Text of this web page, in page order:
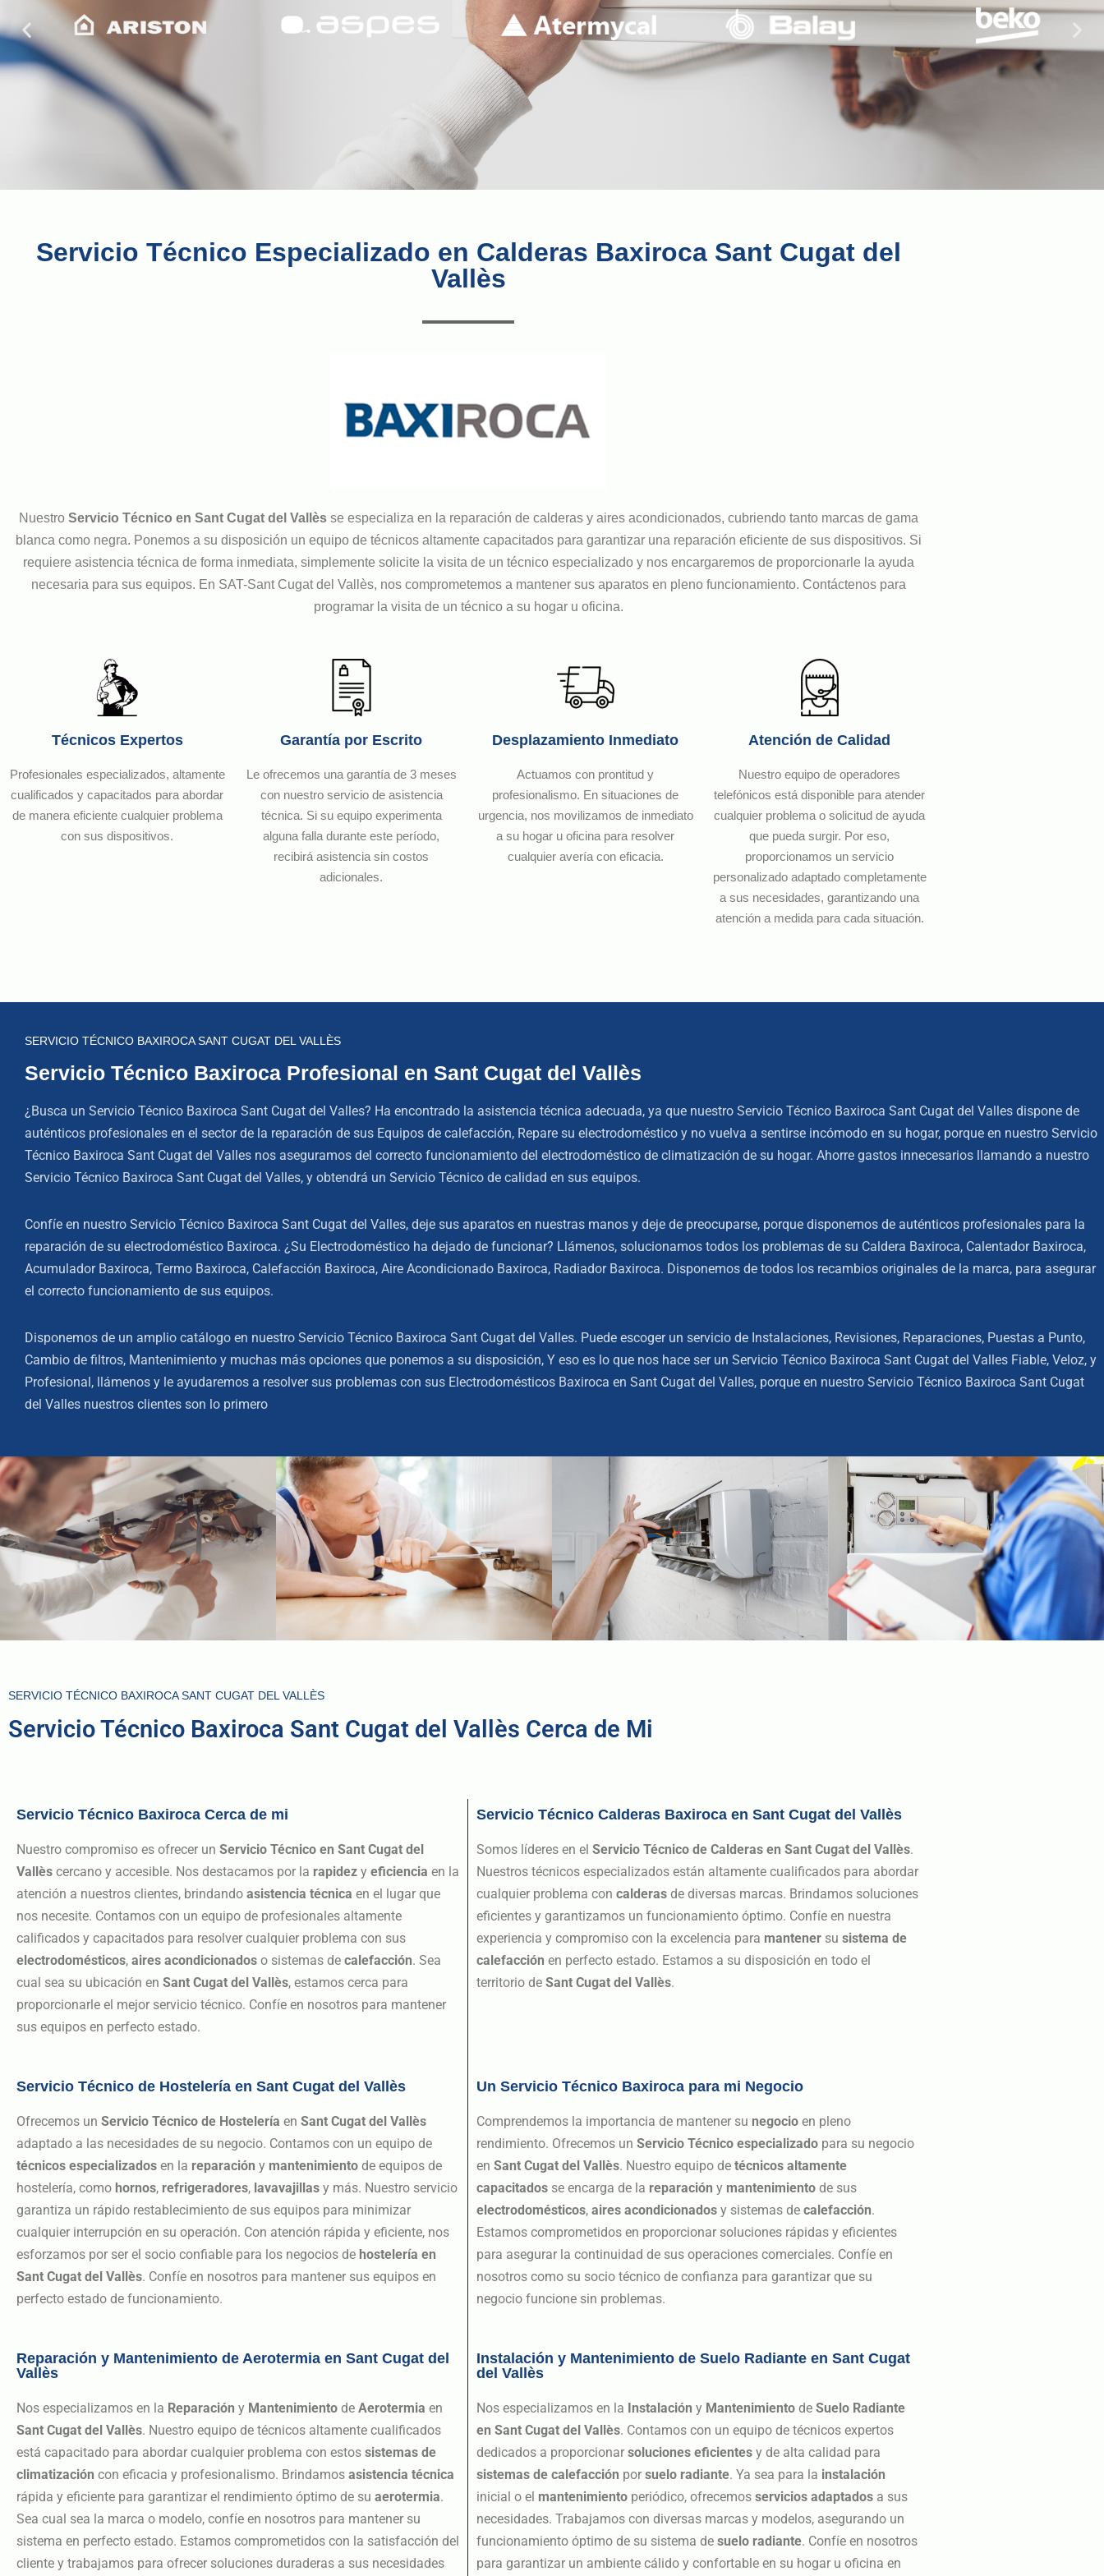
Servicio Técnico Especializado en Calderas Baxiroca Sant Cugat del
Vallès
Nuestro Servicio Técnico en Sant Cugat del Vallèsse especializa en la reparación de calderas y aires acondicionados, cubriendo tanto marcas de gama
blanca como negra. Ponemos a su disposición un equipo de técnicos altamente capacitados para garantizar una reparación eficiente de sus dispositivos. Si
requiere asistencia técnica de forma inmediata, simplemente solicite la visita de un técnico especializado y nos encargaremos de proporcionarle la ayuda
necesaria para sus equipos. En SAT-Sant Cugat del Vallès, nos comprometemos a mantener sus aparatos en pleno funcionamiento. Contáctenos para
programar la visita de un técnico a su hogar u oficina.
Técnicos Expertos
Profesionales especializados, altamente
cualificados y capacitados para abordar
de manera eficiente cualquier problema
con sus dispositivos.
Garantía por Escrito
Le ofrecemos una garantía de 3 meses
con nuestro servicio de asistencia
técnica. Si su equipo experimenta
alguna falla durante este período,
recibirá asistencia sin costos
adicionales.
Desplazamiento Inmediato
Actuamos con prontitud y
profesionalismo. En situaciones de
urgencia, nos movilizamos de inmediato
a su hogar u oficina para resolver
cualquier avería con eficacia.
Atención de Calidad
Nuestro equipo de operadores
telefónicos está disponible para atender
cualquier problema o solicitud de ayuda
que pueda surgir. Por eso,
proporcionamos un servicio
personalizado adaptado completamente
a sus necesidades, garantizando una
atención a medida para cada situación.
SERVICIO TÉCNICO BAXIROCA SANT CUGAT DEL VALLÈS
Servicio Técnico Baxiroca Profesional en Sant Cugat del Vallès
¿Busca un Servicio Técnico Baxiroca Sant Cugat del Valles? Ha encontrado la asistencia técnica adecuada, ya que nuestro Servicio Técnico Baxiroca Sant Cugat del Valles dispone de
auténticos profesionales en el sector de la reparación de sus Equipos de calefacción, Repare su electrodoméstico y no vuelva a sentirse incómodo en su hogar, porque en nuestro Servicio
Técnico Baxiroca Sant Cugat del Valles nos aseguramos del correcto funcionamiento del electrodoméstico de climatización de su hogar. Ahorre gastos innecesarios llamando a nuestro
Servicio Técnico Baxiroca Sant Cugat del Valles, y obtendrá un Servicio Técnico de calidad en sus equipos.
Confíe en nuestro Servicio Técnico Baxiroca Sant Cugat del Valles, deje sus aparatos en nuestras manos y deje de preocuparse, porque disponemos de auténticos profesionales para la
reparación de su electrodoméstico Baxiroca. ¿Su Electrodoméstico ha dejado de funcionar? Llámenos, solucionamos todos los problemas de su Caldera Baxiroca, Calentador Baxiroca,
Acumulador Baxiroca, Termo Baxiroca, Calefacción Baxiroca, Aire Acondicionado Baxiroca, Radiador Baxiroca. Disponemos de todos los recambios originales de la marca, para asegurar
el correcto funcionamiento de sus equipos.
Disponemos de un amplio catálogo en nuestro Servicio Técnico Baxiroca Sant Cugat del Valles. Puede escoger un servicio de Instalaciones, Revisiones, Reparaciones, Puestas a Punto,
Cambio de filtros, Mantenimiento y muchas más opciones que ponemos a su disposición, Y eso es lo que nos hace ser un Servicio Técnico Baxiroca Sant Cugat del Valles Fiable, Veloz, y
Profesional, llámenos y le ayudaremos a resolver sus problemas con sus Electrodomésticos Baxiroca en Sant Cugat del Valles, porque en nuestro Servicio Técnico Baxiroca Sant Cugat
del Valles nuestros clientes son lo primero
SERVICIO TÉCNICO BAXIROCA SANT CUGAT DEL VALLÈS
Servicio Técnico Baxiroca Sant Cugat del Vallès Cerca de Mi
Servicio Técnico Baxiroca Cerca de mi
Nuestro compromiso es ofrecer un Servicio Técnico en Sant Cugat del
Vallès cercano y accesible. Nos destacamos por la rapidez y eficiencia en la
atención a nuestros clientes, brindando asistencia técnica en el lugar que
nos necesite. Contamos con un equipo de profesionales altamente
calificados y capacitados para resolver cualquier problema con sus
electrodomésticos, aires acondicionados o sistemas de calefacción. Sea
cual sea su ubicación en Sant Cugat del Vallès, estamos cerca para
proporcionarle el mejor servicio técnico. Confíe en nosotros para mantener
sus equipos en perfecto estado.
Servicio Técnico Calderas Baxiroca en Sant Cugat del Vallès
Somos líderes en el Servicio Técnico de Calderas en Sant Cugat del Vallès.
Nuestros técnicos especializados están altamente cualificados para abordar
cualquier problema con calderas de diversas marcas. Brindamos soluciones
eficientes y garantizamos un funcionamiento óptimo. Confíe en nuestra
experiencia y compromiso con la excelencia para mantener su sistema de
calefacción en perfecto estado. Estamos a su disposición en todo el
territorio de Sant Cugat del Vallès.
Servicio Técnico de Hostelería en Sant Cugat del Vallès
Ofrecemos un Servicio Técnico de Hostelería en Sant Cugat del Vallès
adaptado a las necesidades de su negocio. Contamos con un equipo de
técnicos especializados en la reparación y mantenimiento de equipos de
hostelería, como hornos, refrigeradores, lavavajillas y más. Nuestro servicio
garantiza un rápido restablecimiento de sus equipos para minimizar
cualquier interrupción en su operación. Con atención rápida y eficiente, nos
esforzamos por ser el socio confiable para los negocios de hostelería en
Sant Cugat del Vallès. Confíe en nosotros para mantener sus equipos en
perfecto estado de funcionamiento.
Un Servicio Técnico Baxiroca para mi Negocio
Comprendemos la importancia de mantener su negocio en pleno
rendimiento. Ofrecemos un Servicio Técnico especializado para su negocio
en Sant Cugat del Vallès. Nuestro equipo de técnicos altamente
capacitados se encarga de la reparación y mantenimiento de sus
electrodomésticos, aires acondicionados y sistemas de calefacción.
Estamos comprometidos en proporcionar soluciones rápidas y eficientes
para asegurar la continuidad de sus operaciones comerciales. Confíe en
nosotros como su socio técnico de confianza para garantizar que su
negocio funcione sin problemas.
Reparación y Mantenimiento de Aerotermia en Sant Cugat del
Vallès
Nos especializamos en la Reparación y Mantenimiento de Aerotermia en
Sant Cugat del Vallès. Nuestro equipo de técnicos altamente cualificados
está capacitado para abordar cualquier problema con estos sistemas de
climatización con eficacia y profesionalismo. Brindamos asistencia técnica
rápida y eficiente para garantizar el rendimiento óptimo de su aerotermia.
Sea cual sea la marca o modelo, confíe en nosotros para mantener su
sistema en perfecto estado. Estamos comprometidos con la satisfacción del
cliente y trabajamos para ofrecer soluciones duraderas a sus necesidades
Instalación y Mantenimiento de Suelo Radiante en Sant Cugat
del Vallès
Nos especializamos en la Instalación y Mantenimiento de Suelo Radiante
en Sant Cugat del Vallès. Contamos con un equipo de técnicos expertos
dedicados a proporcionar soluciones eficientes y de alta calidad para
sistemas de calefacción por suelo radiante. Ya sea para la instalación
inicial o el mantenimiento periódico, ofrecemos servicios adaptados a sus
necesidades. Trabajamos con diversas marcas y modelos, asegurando un
funcionamiento óptimo de su sistema de suelo radiante. Confíe en nosotros
para garantizar un ambiente cálido y confortable en su hogar u oficina en